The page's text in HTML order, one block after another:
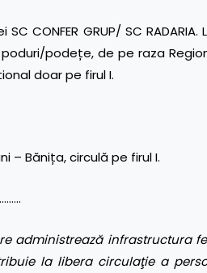
GRUP/ SC RADARIA.
podețe, de pe raza
doar pe firul I.
– Bănița, circulă pe firul I.
administrează infrastructura
la libera circulaţie a